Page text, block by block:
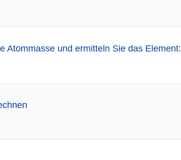
Atommasse und ermitteln Sie das Element: